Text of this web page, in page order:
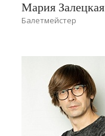
Мария Залецкая
Балетмейстер